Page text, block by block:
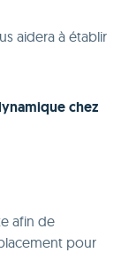
aidera à établir
chez
afin de
pour